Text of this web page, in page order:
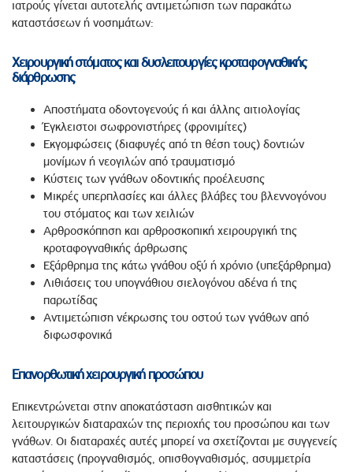
ιατρούς γίνεται αυτοτελής αντιμετώπιση των παρακάτω
καταστάσεων ή νοσημάτων:
Χειρουργική στόματος και δυσλειτουργίες κροταφογναθικής
διάρθρωσης
Αποστήματα οδοντογενούς ή και άλλης αιτιολογίας
Έγκλειστοι σωφρονιστήρες (φρονιμίτες)
Εκγομφώσεις (διαφυγές από τη θέση τους) δοντιών
μονίμων ή νεογιλών από τραυματισμό
Κύστεις των γνάθων οδοντικής προέλευσης
Μικρές υπερπλασίες και άλλες βλάβες του βλεννογόνου
του στόματος και των χειλιών
Αρθροσκόπηση και αρθροσκοπική χειρουργική της
κροταφογναθικής άρθρωσης
Εξάρθρημα της κάτω γνάθου οξύ ή χρόνιο (υπεξάρθρημα)
Λιθιάσεις του υπογνάθιου σιελογόνου αδένα ή της
παρωτίδας
Αντιμετώπιση νέκρωσης του οστού των γνάθων από
διφωσφονικά
Επανορθωτική χειρουργική προσώπου
Επικεντρώνεται στην αποκατάσταση αισθητικών και
λειτουργικών διαταραχών της περιοχής του προσώπου και των
γνάθων. Οι διαταραχές αυτές μπορεί να σχετίζονται με συγγενείς
καταστάσεις (προγναθισμός, οπισθογναθισμός, ασυμμετρία